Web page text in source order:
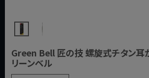
Green Bell 匠の技 螺旋式チタン耳
リーンベル